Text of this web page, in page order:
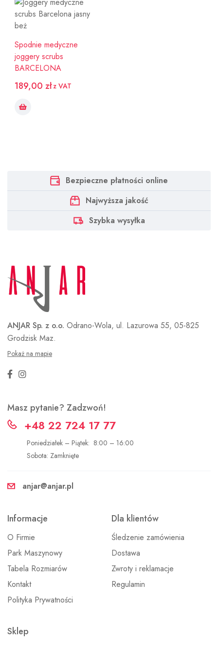
Spodnie medyczne
joggery scrubs
BARCELONA
189,00 złz VAT
Bezpieczne płatności online
Najwyższa jakość
Szybka wysyłka
ANJAR Sp. z o.o. Odrano-Wola, ul. Lazurowa 55, 05-825
Grodzisk Maz.
Pokaż na mapie
Masz pytanie? Zadzwoń!
+48 22 724 17 77
Poniedziałek – Piątek: 8:00 – 16:00
Sobota: Zamknięte
anjar@anjar.pl
Informacje
O Firmie
Park Maszynowy
Tabela Rozmiarów
Kontakt
Polityka Prywatności
Dla klientów
Śledzenie zamówienia
Dostawa
Zwroty i reklamacje
Regulamin
Sklep